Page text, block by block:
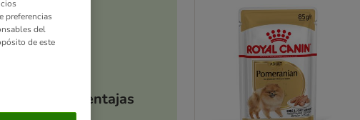
Tus ventajas
preferencias
del
de este